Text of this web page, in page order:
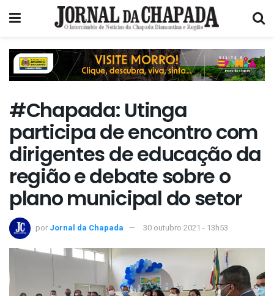
#Chapada: Utinga
participa de encontro com
dirigentes de educação da
região e debate sobre o
plano municipal do setor
por Jornal da Chapada 30 outubro 2021 - 13h53